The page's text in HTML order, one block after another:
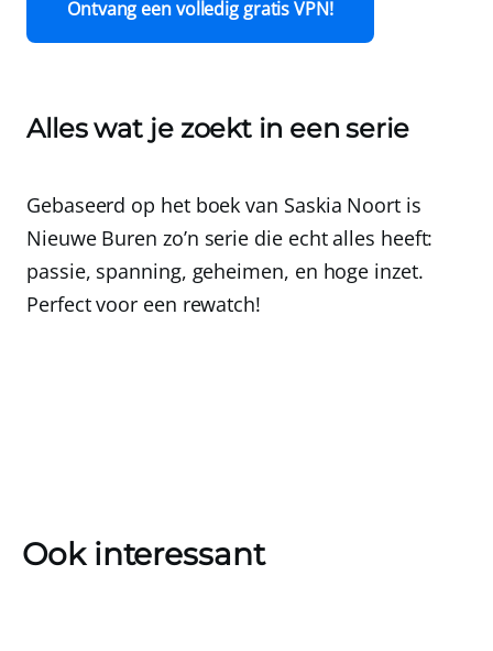
Ontvang een volledig gratis VPN!
Alles wat je zoekt in een serie
Gebaseerd op het boek van Saskia Noort is
Nieuwe Buren zo’n serie die echt alles heeft:
passie, spanning, geheimen, en hoge inzet.
Perfect voor een rewatch!
Ook interessant